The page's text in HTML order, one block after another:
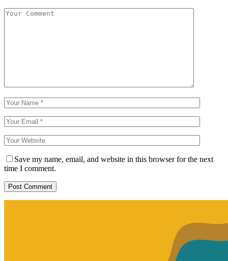
Save my name, email, and website in this browser for the next
time I comment.